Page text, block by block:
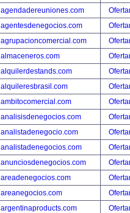
agendadereuniones.com
agentesdenegocios.com
agrupacioncomercial.com
almaceneros.com
alquilerdestands.com
alquileresbrasil.com
ambitocomercial.com
analisisdenegocios.com
analistadenegocio.com
analistadenegocios.com
anunciosdenegocios.com
areadenegocios.com
areanegocios.com
argentinaproducts.com